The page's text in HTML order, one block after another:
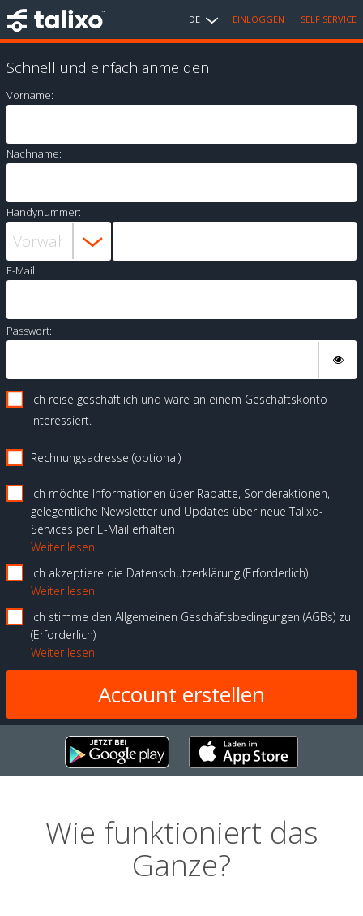
DE EINLOGGEN SELF SERVICE
Schnell und einfach anmelden
Vorname:
Nachname:
Handynummer:
E-Mail:
Passwort:
Ich reise geschäftlich und wäre an einem Geschäftskonto
interessiert.
Rechnungsadresse (optional)
Ich möchte Informationen über Rabatte, Sonderaktionen,
gelegentliche Newsletter und Updates über neue Talixo-
Services per E-Mail erhalten
Weiter lesen
Ich akzeptiere die Datenschutzerklärung Erforderlich
Weiter lesen
Ich stimme den Allgemeinen Geschäftsbedingungen (AGBs) zu
Erforderlich
Weiter lesen
Wie funktioniert das
Ganze?